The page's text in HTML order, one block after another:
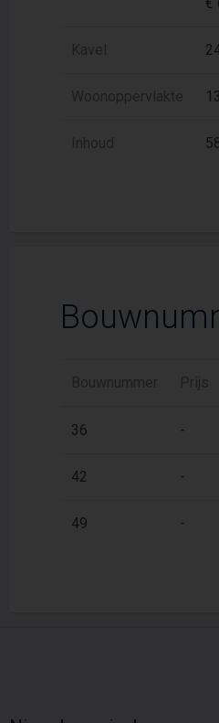
Kavel
Woonoppervlakte
Inhoud
Bouwnummer Prijs
36 -
42 -
49 -